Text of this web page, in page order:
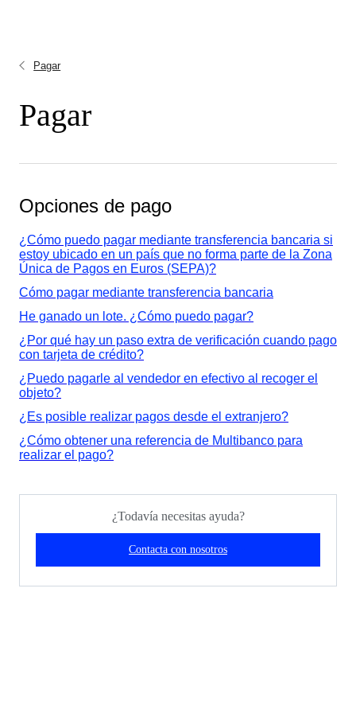
Pagar
Pagar
Opciones de pago
¿Cómo puedo pagar mediante transferencia bancaria si
estoy ubicado en un país que no forma parte de la Zona
Única de Pagos en Euros (SEPA)?
Cómo pagar mediante transferencia bancaria
He ganado un lote. ¿Cómo puedo pagar?
¿Por qué hay un paso extra de verificación cuando pago
con tarjeta de crédito?
¿Puedo pagarle al vendedor en efectivo al recoger el
objeto?
¿Es posible realizar pagos desde el extranjero?
¿Cómo obtener una referencia de Multibanco para
realizar el pago?
¿Todavía necesitas ayuda?
Contacta con nosotros